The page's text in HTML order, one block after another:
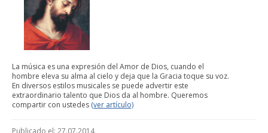
La música es una expresión del Amor de Dios, cuando el
hombre eleva su alma al cielo y deja que la Gracia toque su voz.
En diversos estilos musicales se puede advertir este
extraordinario talento que Dios da al hombre. Queremos
compartir con ustedes (ver artículo)
Publicado el: 27.07.2014